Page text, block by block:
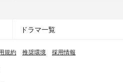
ドラマ一覧
規約 推奨環境 採用情報